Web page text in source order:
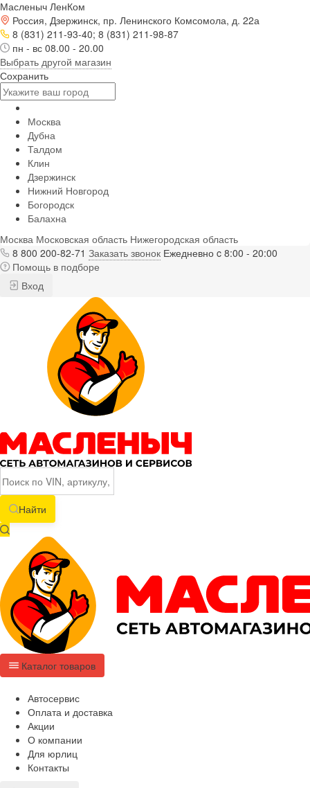
Масленыч ЛенКом
Россия, Дзержинск, пр. Ленинского Комсомола, д. 22а
8 (831) 211-93-40; 8 (831) 211-98-87
пн - вс 08.00 - 20.00
Выбрать другой магазин
Сохранить
Москва
Дубна
Талдом
Клин
Дзержинск
Нижний Новгород
Богородск
Балахна
Москва Московская область Нижегородская область
8 800 200-82-71 Заказать звонок Ежедневно c 8:00 - 20:00
Помощь в подборе
Вход
Найти
Каталог товаров
Автосервис
Оплата и доставка
Акции
О компании
Для юрлиц
Контакты